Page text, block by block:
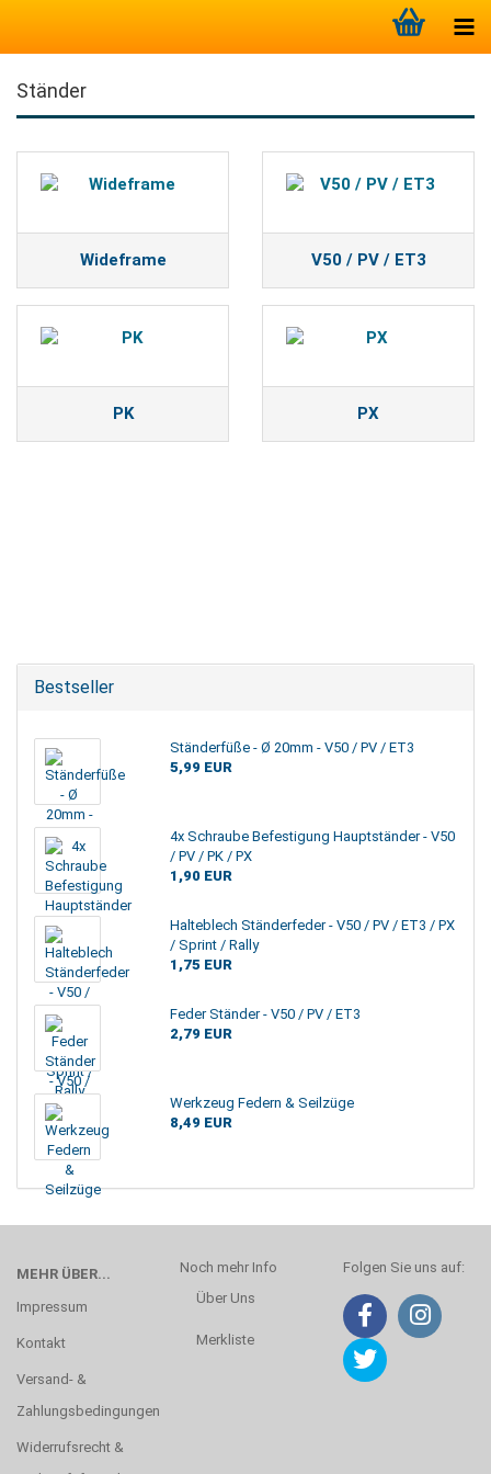
Ständer
Wideframe V50 / PV / ET3
PK PX
Bestseller
Ständerfüße - Ø 20mm - V50 / PV / ET3
5,99 EUR
4x Schraube Befestigung Hauptständer - V50
/ PV / PK / PX
1,90 EUR
Halteblech Ständerfeder - V50 / PV / ET3 / PX
/ Sprint / Rally
1,75 EUR
Feder Ständer - V50 / PV / ET3
2,79 EUR
Werkzeug Federn & Seilzüge
8,49 EUR
MEHR ÜBER...
Impressum
Kontakt
Versand- &
Zahlungsbedingungen
Widerrufsrecht &
Noch mehr Info
Über Uns
Merkliste
Folgen Sie uns auf: